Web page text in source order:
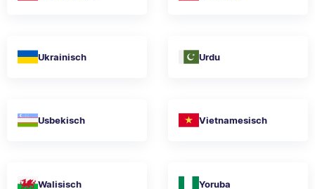
Ukrainisch Urdu
Usbekisch Vietnamesisch
Walisisch Yoruba